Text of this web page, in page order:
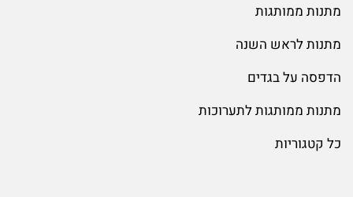
מתנות ממותגות
מתנות לראש השנה
הדפסה על בגדים
מתנות ממותגות לתערוכות
כל קטגוריות